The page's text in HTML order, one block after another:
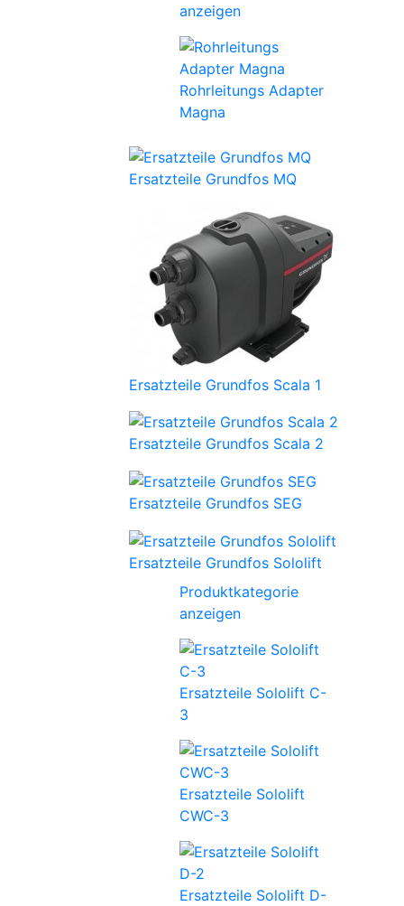
anzeigen
Rohrleitungs Adapter
Magna
Ersatzteile Grundfos MQ
Ersatzteile Grundfos Scala 1
Ersatzteile Grundfos Scala 2
Ersatzteile Grundfos SEG
Ersatzteile Grundfos Sololift
Produktkategorie
anzeigen
Ersatzteile Sololift C-
3
Ersatzteile Sololift
CWC-3
Ersatzteile Sololift D-